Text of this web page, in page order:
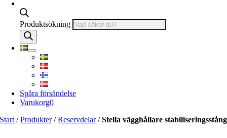
Produktsökning
Spåra försändelse
Varukorg0
Start /Produkter/Reservdelar/Stella vägghållare stabiliseringsstång